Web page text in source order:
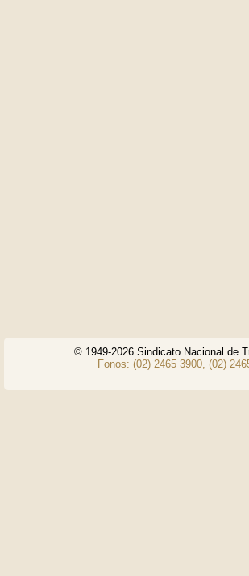
© 1949-2026 Sindicato Nacional de
Fonos: (02) 2465 3900, (02)